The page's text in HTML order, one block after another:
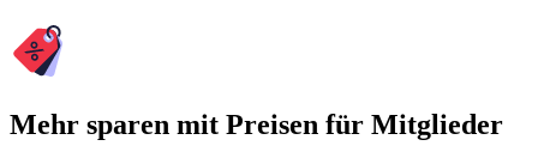
Mehr sparen mit Preisen für Mitglieder